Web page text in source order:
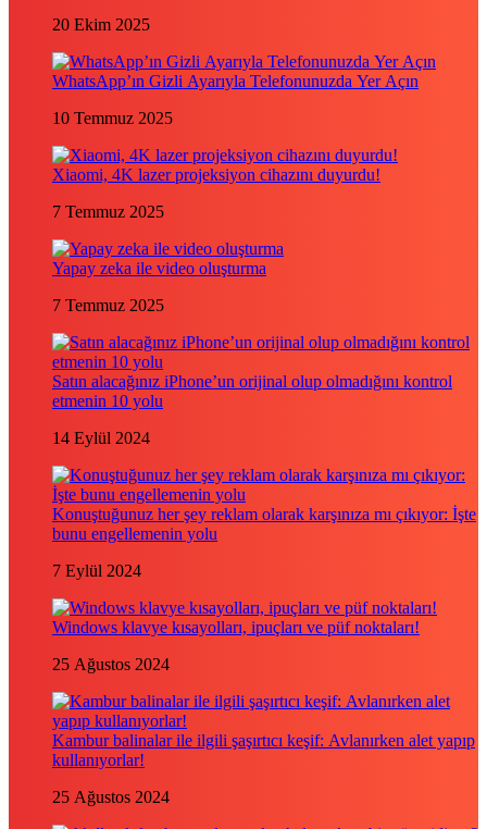
20 Ekim 2025
WhatsApp’ın Gizli Ayarıyla Telefonunuzda Yer Açın
10 Temmuz 2025
Xiaomi, 4K lazer projeksiyon cihazını duyurdu!
7 Temmuz 2025
Yapay zeka ile video oluşturma
7 Temmuz 2025
Satın alacağınız iPhone’un orijinal olup olmadığını kontrol
etmenin 10 yolu
14 Eylül 2024
Konuştuğunuz her şey reklam olarak karşınıza mı çıkıyor: İşte
bunu engellemenin yolu
7 Eylül 2024
Windows klavye kısayolları, ipuçları ve püf noktaları!
25 Ağustos 2024
Kambur balinalar ile ilgili şaşırtıcı keşif: Avlanırken alet yapıp
kullanıyorlar!
25 Ağustos 2024